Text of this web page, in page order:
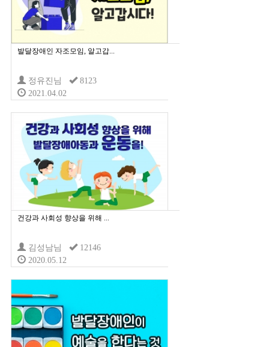
발달장애인 자조모임, 알고갑...
정유진님
8123
2021.04.02
건강과 사회성 향상을 위해 ...
김성남님
12146
2020.05.12